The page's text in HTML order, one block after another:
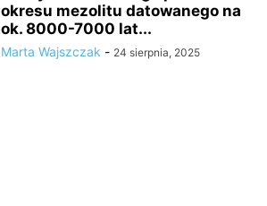
okresu mezolitu datowanego na
ok. 8000-7000 lat...
Marta Wajszczak - 24 sierpnia, 2025